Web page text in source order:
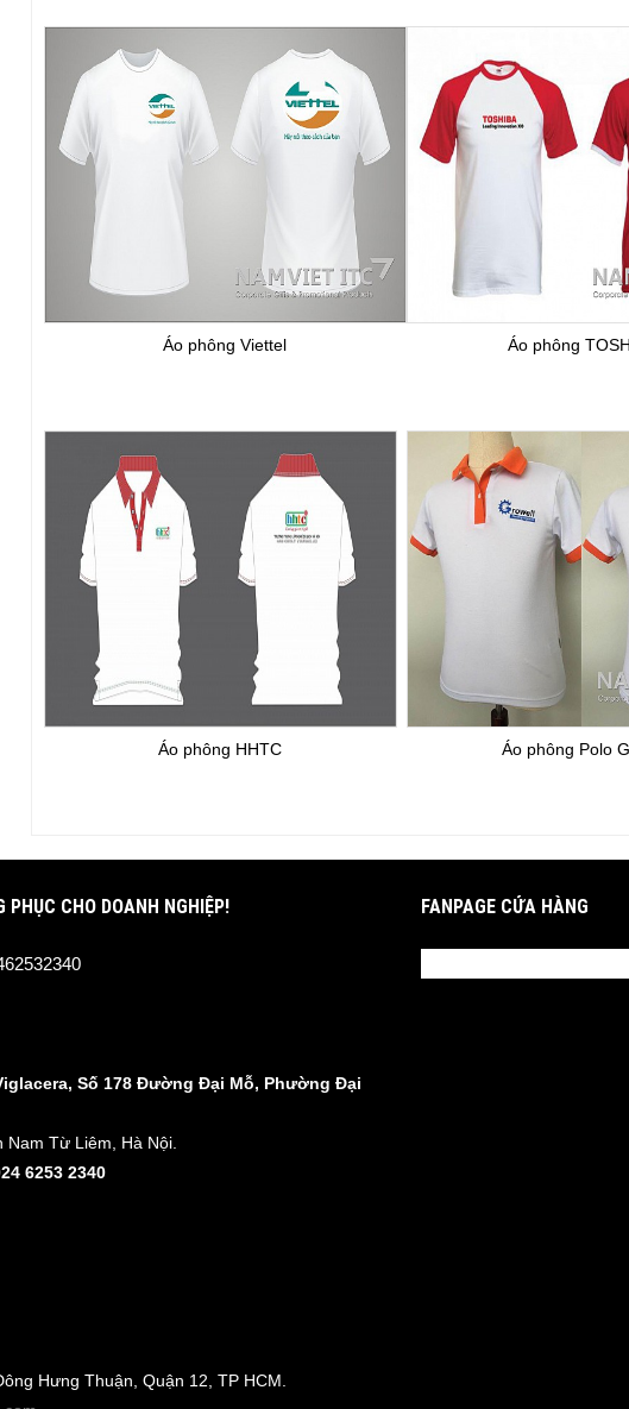
Áo phông Viettel Áo phông
Áo phông HHTC Áo phông Polo
CHO DOANH NGHIỆP!
Số 178 Đường Đại Mỗ, Phường Đại
Từ Liêm, Hà Nội.
6253 2340
Hưng Thuận, Quận 12, TP HCM.
FANPAGE CỬA HÀNG